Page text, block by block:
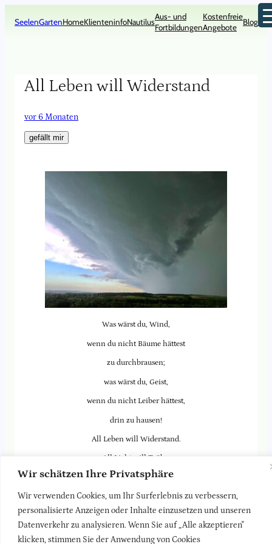
Wir schätzen Ihre Privatsphäre
Wir verwenden Cookies, um Ihr Surferlebnis zu verbessern,
personalisierte Anzeigen oder Inhalte einzusetzen und unseren
Datenverkehr zu analysieren. Wenn Sie auf „Alle akzeptieren"
klicken, stimmen Sie der Anwendung von Cookies
Inhalt
SeelenGartenHomeKlienteninfoNautilus
Aus- und
Fortbildungen
Kostenfreie
Angebote
Blog
All Leben will Widerstand
vor 6 Monaten
gefällt mir
Was wärst du, Wind,
wenn du nicht Bäume hättest
zu durchbrausen;
was wärst du, Geist,
wenn du nicht Leiber hättest,
drin zu hausen!
All Leben will Widerstand.
All Licht will Trübe.
All Wehen will Stamm und Wand,
dass es sich dran übe.
Christian Morgenstern
Danke an Stephanie für das Foto.